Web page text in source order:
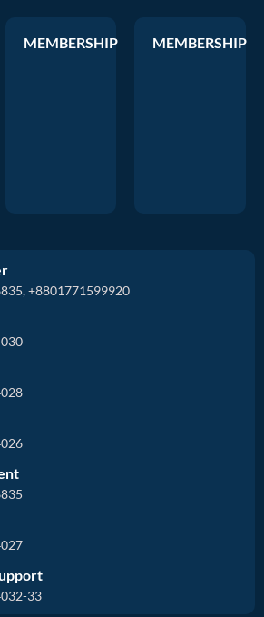
MEMBERSHIP MEMBERSHIP
+8801771599920
33